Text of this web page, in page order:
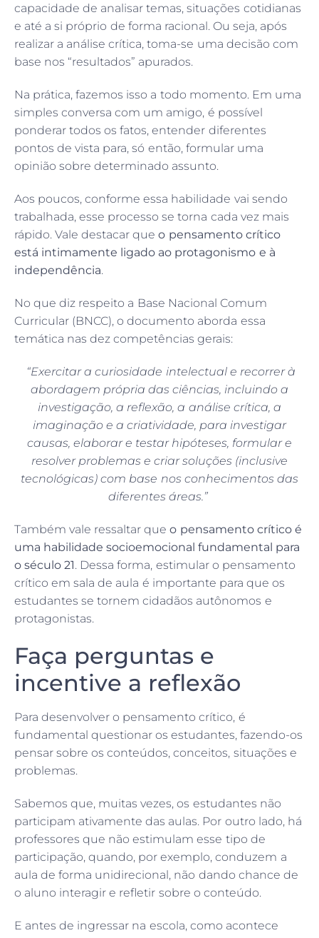
capacidade de analisar temas, situações cotidianas
e até a si próprio de forma racional. Ou seja, após
realizar a análise crítica, toma-se uma decisão com
base nos “resultados” apurados.
Na prática, fazemos isso a todo momento. Em uma
simples conversa com um amigo, é possível
ponderar todos os fatos, entender diferentes
pontos de vista para, só então, formular uma
opinião sobre determinado assunto.
Aos poucos, conforme essa habilidade vai sendo
trabalhada, esse processo se torna cada vez mais
rápido. Vale destacar queo pensamento crítico
está intimamente ligado ao protagonismo e à
independência.
No que diz respeito a Base Nacional Comum
Curricular (BNCC), o documento aborda essa
temática nas dez competências gerais:
“Exercitar a curiosidade intelectual e recorrer à
abordagem própria das ciências, incluindo a
investigação, a reflexão, a análise crítica, a
imaginação e a criatividade, para investigar
causas, elaborar e testar hipóteses, formular e
resolver problemas e criar soluções (inclusive
tecnológicas) com base nos conhecimentos das
diferentes áreas.”
Também vale ressaltar queo pensamento crítico é
uma habilidade socioemocional fundamental para
o século 21. Dessa forma, estimular o pensamento
crítico em sala de aula é importante para que os
estudantes se tornem cidadãos autônomos e
protagonistas.
Faça perguntas e
incentive a reflexão
Para desenvolver o pensamento crítico, é
fundamental questionar os estudantes, fazendo-os
pensar sobre os conteúdos, conceitos, situações e
problemas.
Sabemos que, muitas vezes, os estudantes não
participam ativamente das aulas. Por outro lado, há
professores que não estimulam esse tipo de
participação, quando, por exemplo, conduzem a
aula de forma unidirecional, não dando chance de
o aluno interagir e refletir sobre o conteúdo.
E antes de ingressar na escola, como acontece